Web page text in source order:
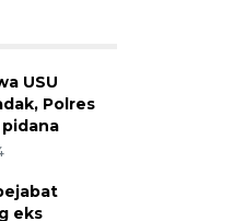
USU
Polres
eks